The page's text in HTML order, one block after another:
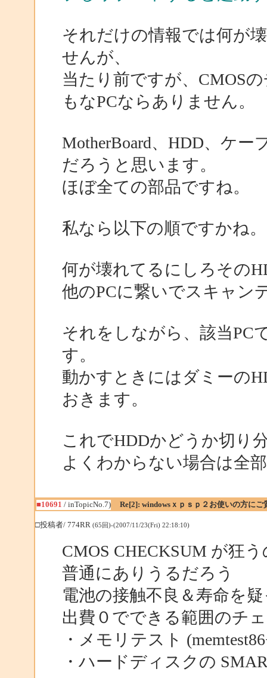
それだけの情報では何が
せんが、
当たり前ですが、CMOS
もなPCならありません。
MotherBoard、HDD、ケ
だろうと思います。
ほぼ全ての部品ですね。
私なら以下の順ですかね。
何が壊れてるにしろその
他のPCに繋いでスキャン
それをしながら、該当PC
す。
動かすときにはダミーの
おきます。
これでHDDかどうか切り
よくわからない場合は全
■10691 / inTopicNo.7) Re[2]: windowsｘｐｓｐ２お使いの方にご
□投稿者/ 774RR (65回)-(2007/11/23(Fri) 22:18:10)
CMOS CHECKSUM が狂
普通にありうるだろう
電池の接触不良＆寿命を
出費０でできる範囲のチ
・メモリテスト
・ハードディスクの